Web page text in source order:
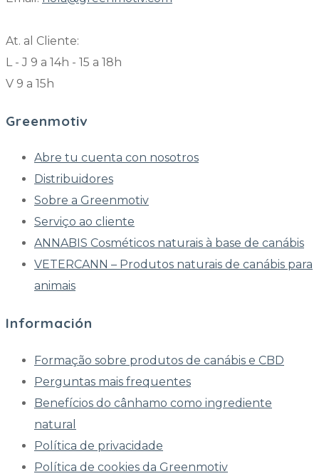
At. al Cliente:
L - J 9 a 14h - 15 a 18h
V 9 a 15h
Greenmotiv
Abre tu cuenta con nosotros
Distribuidores
Sobre a Greenmotiv
Serviço ao cliente
ANNABIS Cosméticos naturais à base de canábis
VETERCANN – Produtos naturais de canábis para
animais
Información
Formação sobre produtos de canábis e CBD
Perguntas mais frequentes
Benefícios do cânhamo como ingrediente
natural
Política de privacidade
Política de cookies da Greenmotiv